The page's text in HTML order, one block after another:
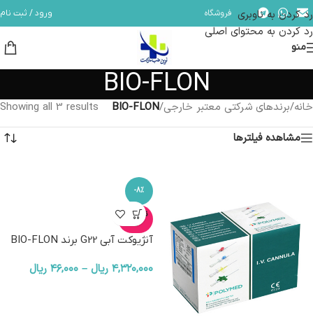
رد کردن به ناوبری
رد کردن به محتوای اصلی
مشاوره و پشتیبانی آنلاین در ایتا و روبیکا با شماره: 09358254705
فروشگاه ورود / ثبت نام
منو
BIO-FLON
خانه/برندهای شرکتی معتبر خارجی/
BIO-FLON
Showing all 3 results
مشاهده فیلترها
-8%
ناموجو
د
آنژیوکت آبی G22 برند BIO-FLON
۴,۳۲۰,۰۰۰ ریال – ۴۶,۰۰۰ ریال